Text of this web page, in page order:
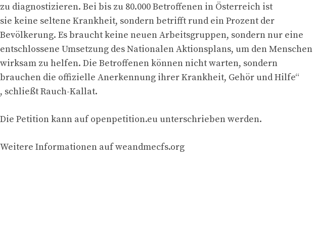
zu diagnostizieren. Bei bis zu 80.000 Betroffenen in Österreich ist
sie keine seltene Krankheit, sondern betrifft rund ein Prozent der
Bevölkerung. Es braucht keine neuen Arbeitsgruppen, sondern nur eine
entschlossene Umsetzung des Nationalen Aktionsplans, um den Menschen
wirksam zu helfen. Die Betroffenen können nicht warten, sondern
brauchen die offizielle Anerkennung ihrer Krankheit, Gehör und Hilfe“
, schließt Rauch-Kallat.
Die Petition kann auf openpetition.eu unterschrieben werden.
Weitere Informationen auf weandmecfs.org